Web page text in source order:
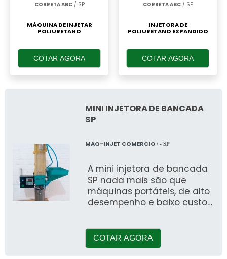
CORRETA ABC/ SP
MÁQUINA DE INJETAR
POLIURETANO
COTAR AGORA
CORRETA ABC/ SP
INJETORA DE
POLIURETANO EXPANDIDO
COTAR AGORA
MINI INJETORA DE BANCADA
SP
MAQ-INJET COMERCIO / - SP
A mini injetora de bancada
SP nada mais são que
máquinas portáteis, de alto
desempenho e baixo custo
COTAR AGORA